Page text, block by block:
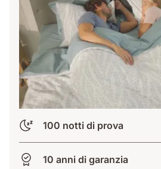
100 notti di prova
10 anni di garanzia